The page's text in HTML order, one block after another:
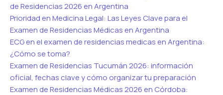
de Residencias 2026 en Argentina
Prioridad en Medicina Legal: Las Leyes Clave para el
Examen de Residencias Médicas en Argentina
ECG en el examen de residencias medicas en Argentina:
¿Cómo se toma?
Examen de Residencias Tucumán 2026: información
oficial, fechas clave y cómo organizar tu preparación
Examen de Residencias Médicas 2026 en Córdoba: